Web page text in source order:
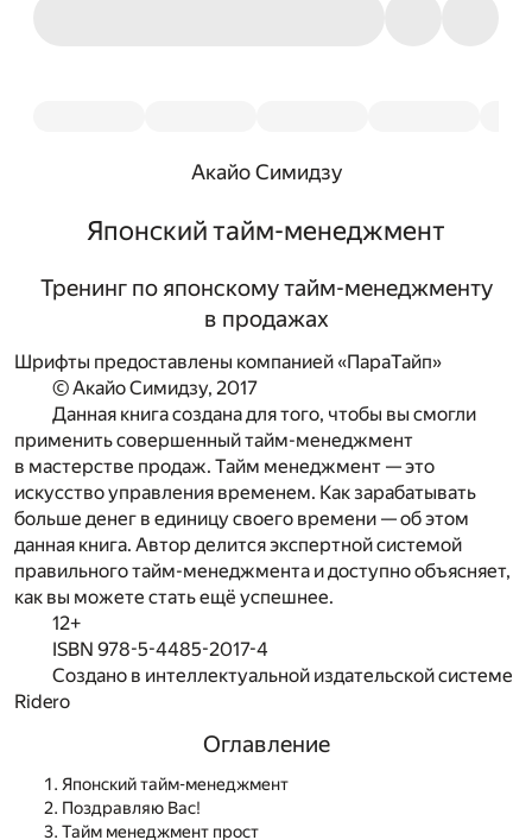
Акайо Симидзу
Японский тайм-менеджмент
Тренинг по японскому тайм-менеджменту
в продажах
Шрифты предоставлены компанией «ПараТайп»
© Акайо Симидзу, 2017
Данная книга создана для того, чтобы вы смогли
применить совершенный тайм-менеджмент
в мастерстве продаж. Тайм менеджмент — это
искусство управления временем. Как зарабатывать
больше денег в единицу своего времени — об этом
данная книга. Автор делится экспертной системой
правильного тайм-менеджмента и доступно объясняет,
как вы можете стать ещё успешнее.
12+
ISBN 978-5-4485-2017-4
Создано в интеллектуальной издательской системе
Ridero
Оглавление
Японский тайм-менеджмент
Поздравляю Вас!
Тайм менеджмент прост